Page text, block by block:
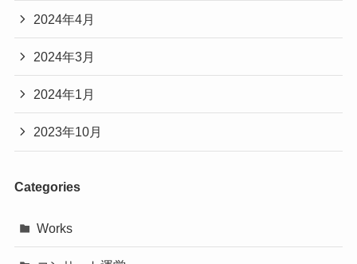
2024年4月
2024年3月
2024年1月
2023年10月
Categories
Works